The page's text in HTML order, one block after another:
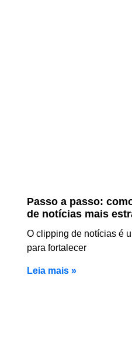
Passo a passo:
de notícias mais
O clipping de notícias é
para fortalecer
Leia mais »